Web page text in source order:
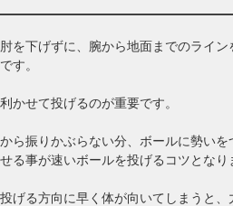
を下げずに、腕から地面までのライ
す。
かせて投げるのが重要です。
ら振りかぶらない分、ボールに勢い
る事が速いボールを投げるコツとなり
げる方向に早く体が向いてしまうと